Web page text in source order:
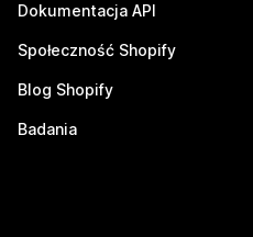
Dokumentacja API
Społeczność Shopify
Blog Shopify
Badania